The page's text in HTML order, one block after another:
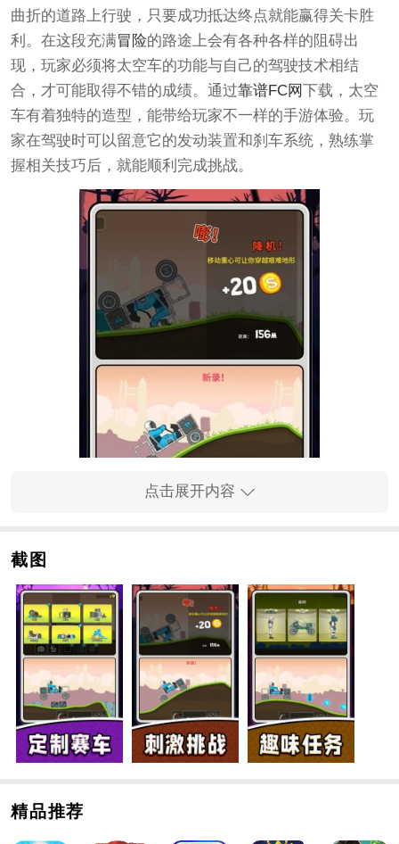
曲折的道路上行驶，只要成功抵达终点就能赢得关卡胜
利。在这段充满冒险的路途上会有各种各样的阻碍出
现，玩家必须将太空车的功能与自己的驾驶技术相结
合，才可能取得不错的成绩。通过靠谱FC网下载，太空
车有着独特的造型，能带给玩家不一样的手游体验。玩
家在驾驶时可以留意它的发动装置和刹车系统，熟练掌
握相关技巧后，就能顺利完成挑战。
暴爽太空车手游特色
1、专注于你的专属行星目标，你将能发掘出它们独特的
挑战元素及内容精髓。
2、靠谱FC网玩家需探寻适宜的路径，巧妙地穿越崎岖的
山坡路段。
3、你可以根据个人创意对赛车进行改造，从而拥有一辆
4、当你达成卓越成就时，将直接收获专属奖赏，并迎来
点击展开内容
截图
精品推荐